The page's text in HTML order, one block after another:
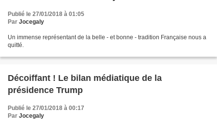
Publié le 27/01/2018 à 01:05
Par Jocegaly
Un immense représentant de la belle - et bonne - tradition Française nous a
quitté.
Décoiffant ! Le bilan médiatique de la
présidence Trump
Publié le 27/01/2018 à 00:17
Par Jocegaly